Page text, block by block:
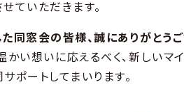
ていただきます。
同窓会の皆様、誠にありがとうご
い想いに応えるべく、新しいマ
ポートしてまいります。